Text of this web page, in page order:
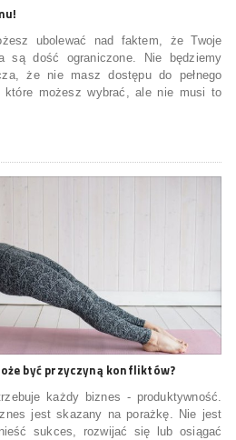
ubolewać nad faktem, że Twoje
są dość ograniczone. Nie będziemy
że nie masz dostępu do pełnego
które możesz wybrać, ale nie musi to
być przyczyną konfliktów?
każdy biznes - produktywność.
jest skazany na porażkę. Nie jest
sukces, rozwijać się lub osiągać